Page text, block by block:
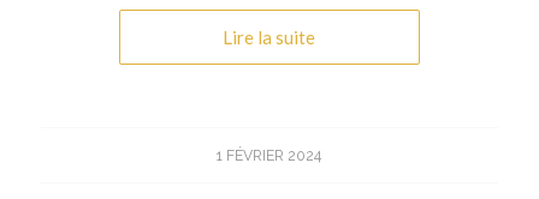
Lire la suite
1 FÉVRIER 2024